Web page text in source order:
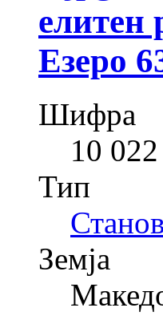
елитен
Езеро
Шифра
10 022
Тип
Земја